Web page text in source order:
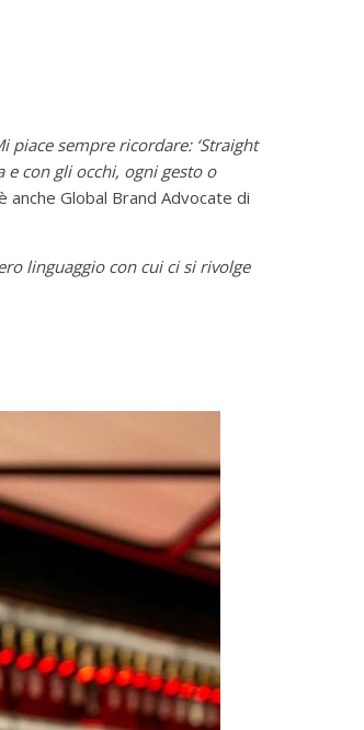
piace sempre ricordare: ‘Straight
con gli occhi, ogni gesto o
Global Brand Advocate di
linguaggio con cui ci si rivolge